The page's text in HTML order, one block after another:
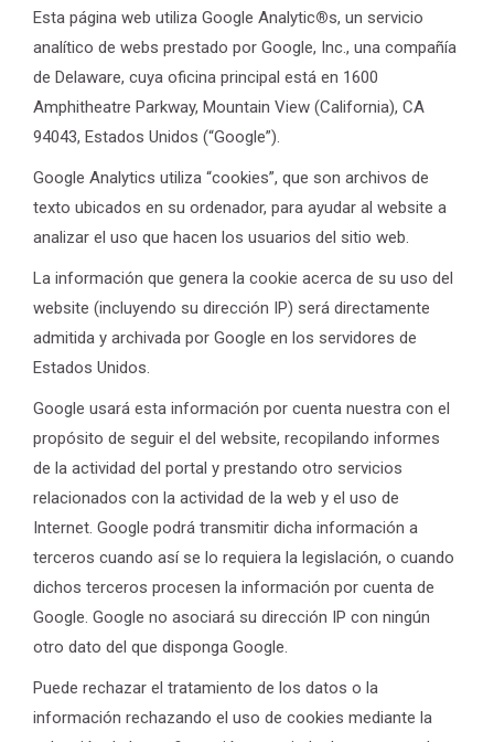
Esta página web utiliza Google Analytic®s, un servicio
analítico de webs prestado por Google, Inc., una compañía
de Delaware, cuya oficina principal está en 1600
Amphitheatre Parkway, Mountain View (California), CA
94043, Estados Unidos (“Google”).
Google Analytics utiliza “cookies”, que son archivos de
texto ubicados en su ordenador, para ayudar al website a
analizar el uso que hacen los usuarios del sitio web.
La información que genera la cookie acerca de su uso del
website (incluyendo su dirección IP) será directamente
admitida y archivada por Google en los servidores de
Estados Unidos.
Google usará esta información por cuenta nuestra con el
propósito de seguir el del website, recopilando informes
de la actividad del portal y prestando otro servicios
relacionados con la actividad de la web y el uso de
Internet. Google podrá transmitir dicha información a
terceros cuando así se lo requiera la legislación, o cuando
dichos terceros procesen la información por cuenta de
Google. Google no asociará su dirección IP con ningún
otro dato del que disponga Google.
Puede rechazar el tratamiento de los datos o la
información rechazando el uso de cookies mediante la